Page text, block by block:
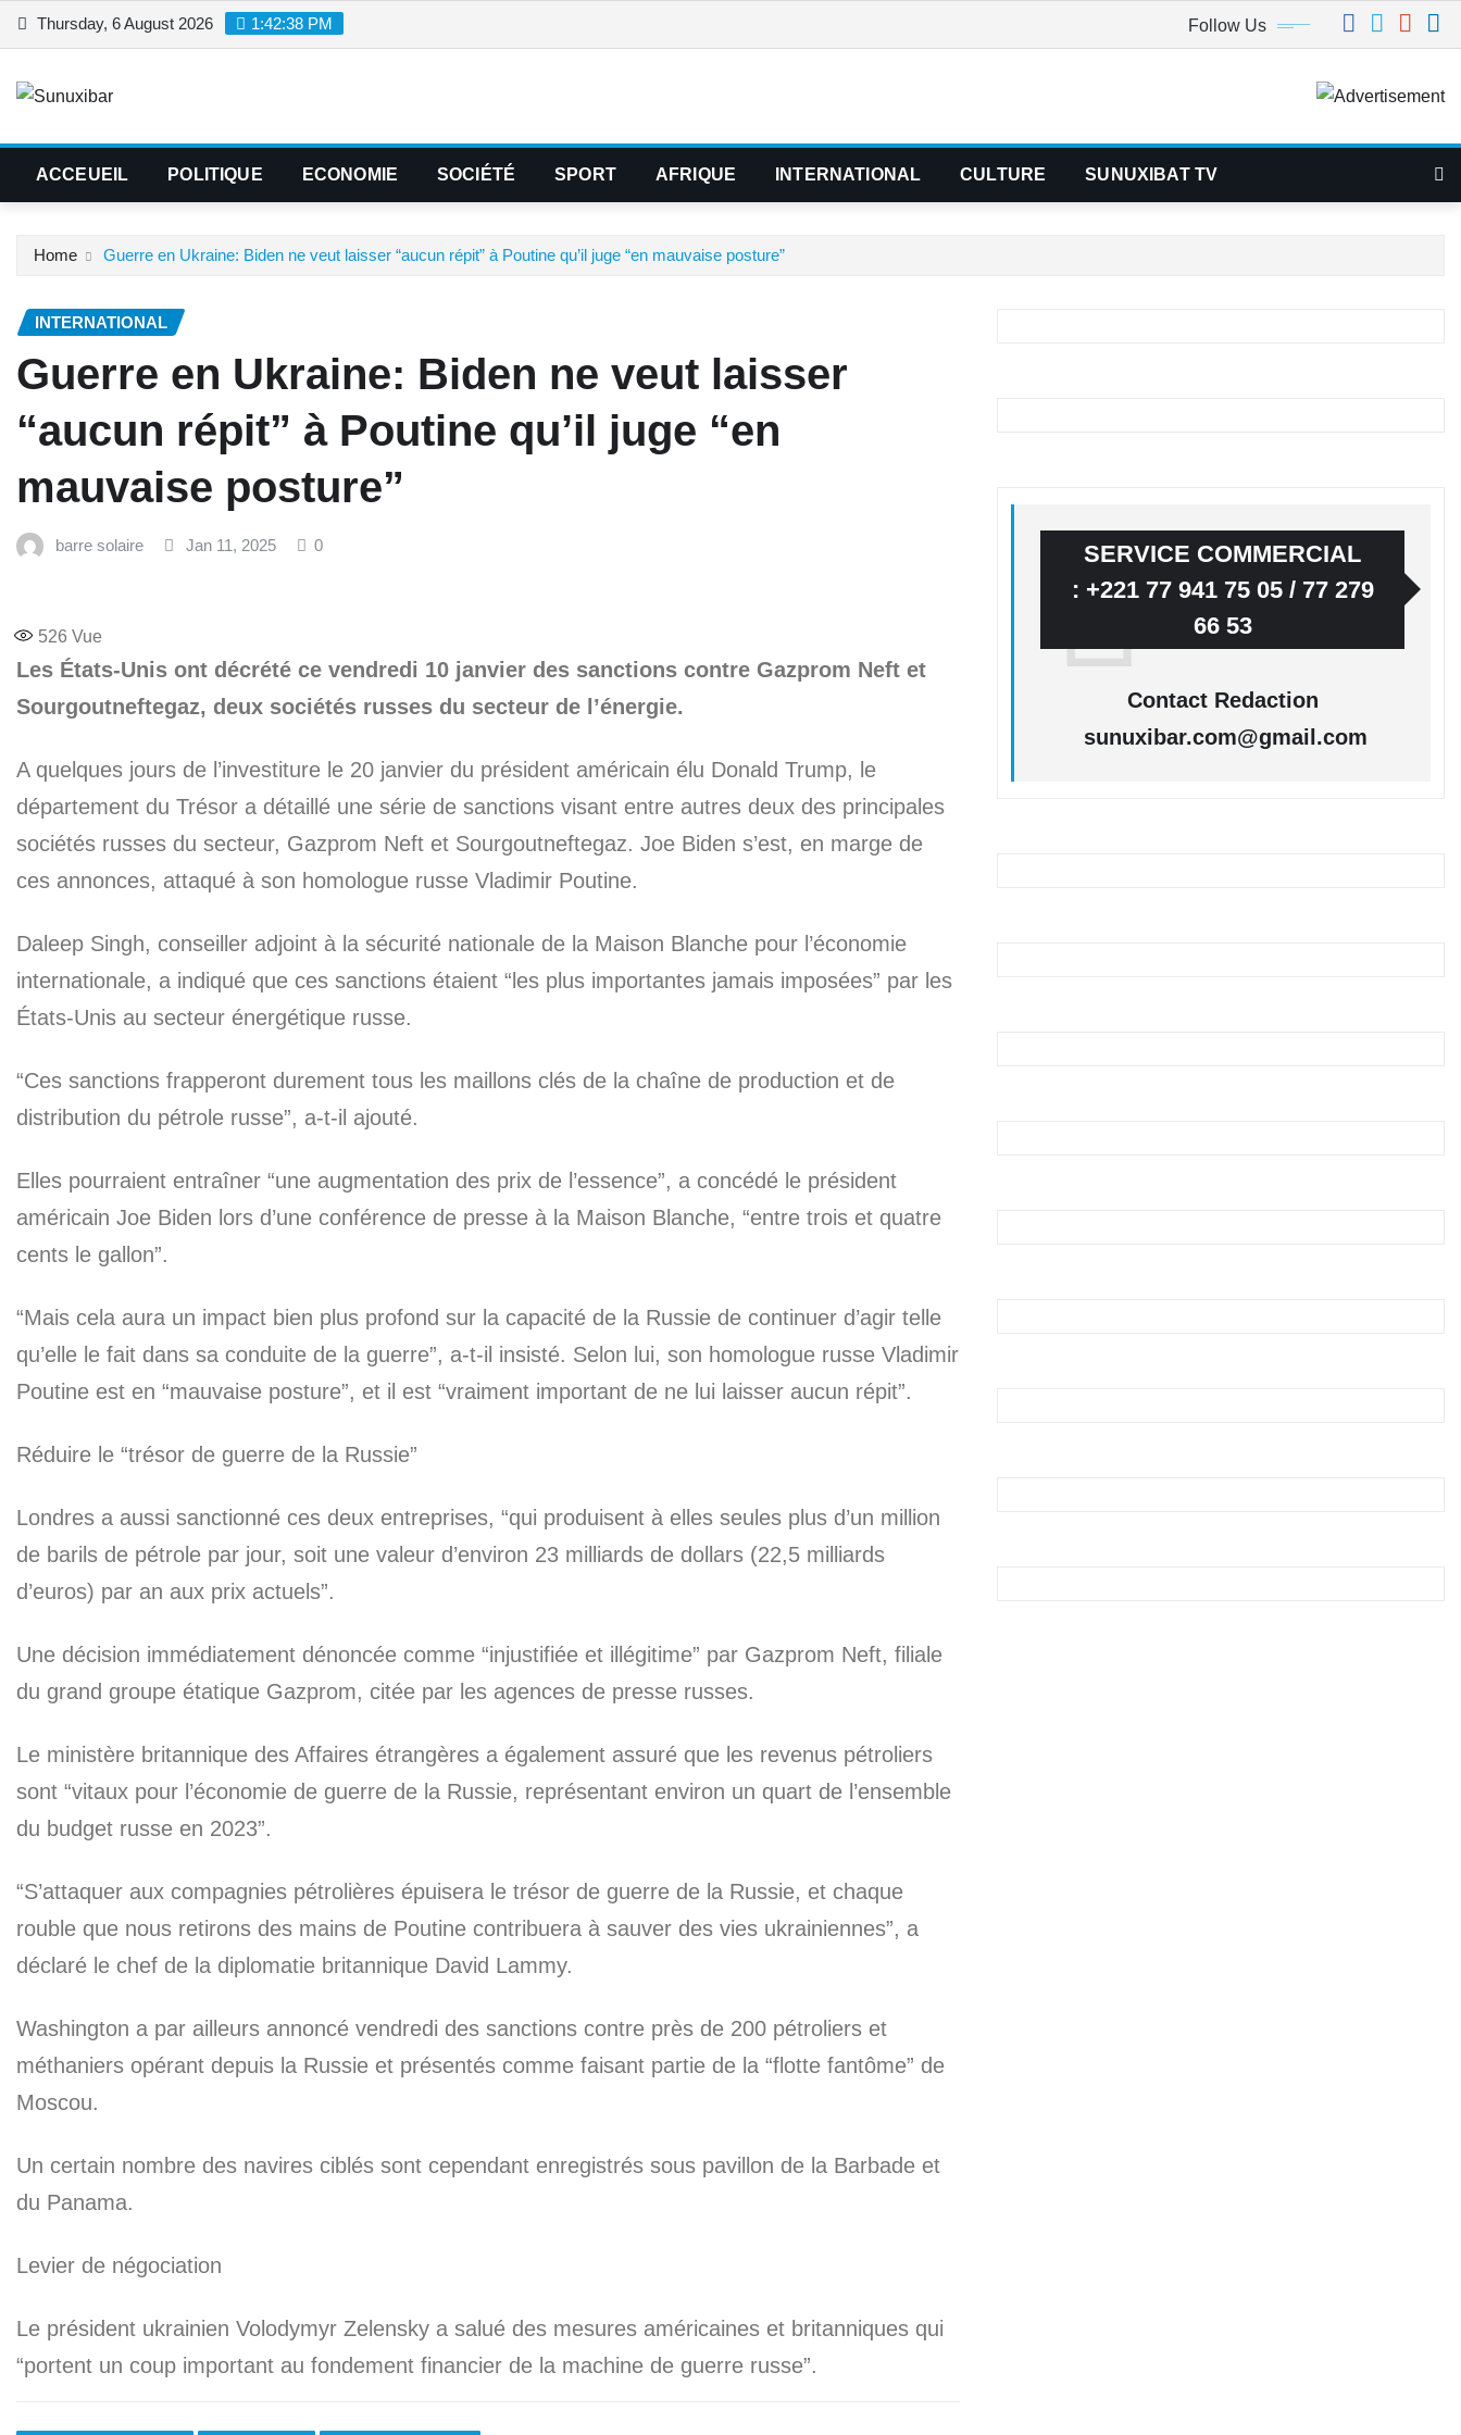
Skip
Thursday, 6 August 2026 1:42:39 PM Follow Us
ACCEUEIL POLITIQUE ECONOMIE SOCIÉTÉ SPORT AFRIQUE INTERNATIONAL CULTURE SUNUXIBAT TV
Home Guerre en Ukraine: Biden ne veut laisser “aucun répit” à Poutine qu’il juge “en mauvaise posture”
INTERNATIONAL
Guerre en Ukraine: Biden ne veut laisser
“aucun répit” à Poutine qu’il juge “en
mauvaise posture”
barre solaire Jan 11, 2025 0
526 Vue
Les États-Unis ont décrété ce vendredi 10 janvier des sanctions contre Gazprom Neft et
Sourgoutneftegaz, deux sociétés russes du secteur de l’énergie.
A quelques jours de l’investiture le 20 janvier du président américain élu Donald Trump, le
département du Trésor a détaillé une série de sanctions visant entre autres deux des principales
sociétés russes du secteur, Gazprom Neft et Sourgoutneftegaz. Joe Biden s’est, en marge de
ces annonces, attaqué à son homologue russe Vladimir Poutine.
Daleep Singh, conseiller adjoint à la sécurité nationale de la Maison Blanche pour l’économie
internationale, a indiqué que ces sanctions étaient “les plus importantes jamais imposées” par les
États-Unis au secteur énergétique russe.
“Ces sanctions frapperont durement tous les maillons clés de la chaîne de production et de
distribution du pétrole russe”, a-t-il ajouté.
Elles pourraient entraîner “une augmentation des prix de l’essence”, a concédé le président
américain Joe Biden lors d’une conférence de presse à la Maison Blanche, “entre trois et quatre
cents le gallon”.
“Mais cela aura un impact bien plus profond sur la capacité de la Russie de continuer d’agir telle
qu’elle le fait dans sa conduite de la guerre”, a-t-il insisté. Selon lui, son homologue russe Vladimir
Poutine est en “mauvaise posture”, et il est “vraiment important de ne lui laisser aucun répit”.
Réduire le “trésor de guerre de la Russie”
Londres a aussi sanctionné ces deux entreprises, “qui produisent à elles seules plus d’un million
de barils de pétrole par jour, soit une valeur d’environ 23 milliards de dollars (22,5 milliards
d’euros) par an aux prix actuels”.
Une décision immédiatement dénoncée comme “injustifiée et illégitime” par Gazprom Neft, filiale
du grand groupe étatique Gazprom, citée par les agences de presse russes.
Le ministère britannique des Affaires étrangères a également assuré que les revenus pétroliers
sont “vitaux pour l’économie de guerre de la Russie, représentant environ un quart de l’ensemble
du budget russe en 2023”.
“S’attaquer aux compagnies pétrolières épuisera le trésor de guerre de la Russie, et chaque
rouble que nous retirons des mains de Poutine contribuera à sauver des vies ukrainiennes”, a
déclaré le chef de la diplomatie britannique David Lammy.
Washington a par ailleurs annoncé vendredi des sanctions contre près de 200 pétroliers et
méthaniers opérant depuis la Russie et présentés comme faisant partie de la “flotte fantôme” de
Moscou.
Un certain nombre des navires ciblés sont cependant enregistrés sous pavillon de la Barbade et
du Panama.
Levier de négociation
Le président ukrainien Volodymyr Zelensky a salué des mesures américaines et britanniques qui
“portent un coup important au fondement financier de la machine de guerre russe”.
SERVICE COMMERCIAL
: +221 77 941 75 05 / 77 279
66 53
Contact Redaction
sunuxibar.com@gmail.com